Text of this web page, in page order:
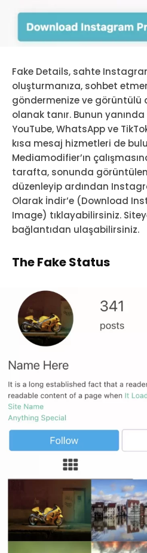
Fake Details, sahte
oluşturmanıza, sohbet
göndermenize ve görüntülü
olanak tanır. Bunun
YouTube, WhatsApp ve
kısa mesaj hizmetleri de
Mediamodifier’ın
tarafta, sonunda
düzenleyip ardından
Olarak İndir’e (Download
Image) tıklayabilirsiniz.
bağlantıdan ulaşabilirsiniz.
The Fake Status